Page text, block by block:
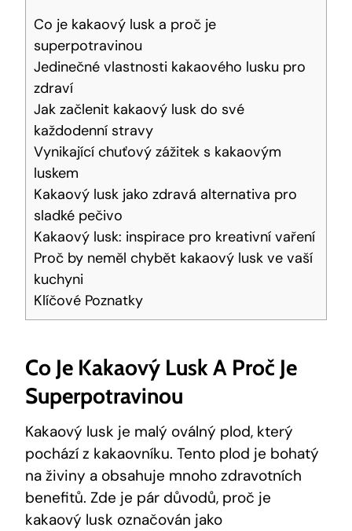
Co je kakaový lusk ​a proč je
superpotravinou
Jedinečné vlastnosti kakaového lusku pro
⁤zdraví
Jak ⁢začlenit⁢ kakaový lusk do své
každodenní stravy
Vynikající chuťový zážitek s kakaovým
luskem
Kakaový lusk jako‌ zdravá alternativa⁢ pro
sladké pečivo
Kakaový lusk: inspirace pro kreativní vaření
Proč by neměl ‌chybět kakaový lusk ve vaší
kuchyni
Klíčové Poznatky
Co Je Kakaový Lusk ​a Proč Je
Superpotravinou
Kakaový lusk je malý oválný plod, který
‌pochází z kakaovníku. Tento plod je bohatý
na živiny a obsahuje mnoho zdravotních
benefitů.⁣ Zde je pár důvodů, proč je
kakaový⁣ lusk označován jako